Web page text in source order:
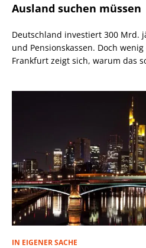
Ausland suchen müssen
Deutschland investiert 300 Mrd.
und Pensionskassen. Doch
Frankfurt zeigt sich, warum das
IN EIGENER SACHE